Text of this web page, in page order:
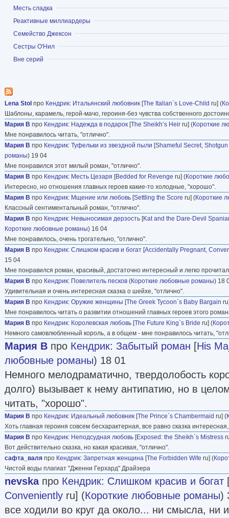
в Уинчестере, одном из красивейших
Лондоне и Париже.
сайт автора
Показать
Месть сладка
Показать
Реактивные миллиардеры
Показать
Семейство Джексон
ПоказатьСестры О'Нил
Показать
Вне серий
Lena Stol про Кендрик: Итальянский любовник [The Italian`s Love-Child ru] (
Шаблоны, карамель, герой-мачо, героиня-без чувства собственного
Мария В про Кендрик: Надежда в подарок [The Sheikh’s Heir ru] (Короткие
Мне понравилось читать, "отлично".
Мария В про Кендрик: Туфельки из звездной пыли [Shameful Secret,
романы) 19 04
Мне понравился этот милый роман, "отлично".
Мария В про Кендрик: Месть Цезаря [Bedded for Revenge ru] (Короткие
Интересно, но отношения главных героев какие-то холодные, "хорошо".
Мария В про Кендрик: Мщение или любовь [Settling the Score ru] (Короткие
Классный сентиментальный роман, "отлично".
Мария В про Кендрик: Невыносимая дерзость [Kat and the Dare-Devil
Короткие любовные романы) 16 04
Мне понравилось, очень трогательно, "отлично".
Мария В про Кендрик: Слишком красив и богат [Accidentally Pregnant,
15 04
Мне понравился роман, красивый, достаточно интересный и легко
Мария В про Кендрик: Повелитель песков (Короткие любовные романы) 18
Удивительная и очень интересная сказка о шейхе, "отлично".
Мария В про Кендрик: Оружие женщины [The Greek Tycoon`s Baby Bargain
Мне понравилось читать о развитии отношений главных героев этого
Мария В про Кендрик: Королевская любовь [The Future King`s Bride ru] (
Немного самовлюбленный король, а в общем - мне понравилось читать,
Мария В про Кендрик: Забытый роман [His
любовные романы) 18 01
Немного мелодраматично, твердолобость
долго) вызывает к нему антипатию, но в
читать, "хорошо".
Мария В про Кендрик: Идеальный любовник [The Prince`s Chambermaid ru] (
Хоть главная героиня совсем бесхарактерная, все равно сказка
Мария В про Кендрик: Неподсудная любовь [Exposed: the Sheikh`s Mistress
Вот действительно сказка, но какая красивая, "отлично".
сафта_валя про Кендрик: Запретная женщина [The Forbidden Wife ru] (
Чистой воды плагиат "Дженни Герхард" Драйзера
nevskaпро Кендрик: Слишком красив и богат
Conveniently ru] (Короткие любовные романы)
все ходили во круг да около... ни смысла, ни